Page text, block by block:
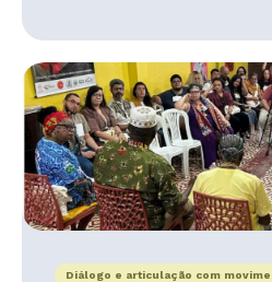
Diálogo e articulação com